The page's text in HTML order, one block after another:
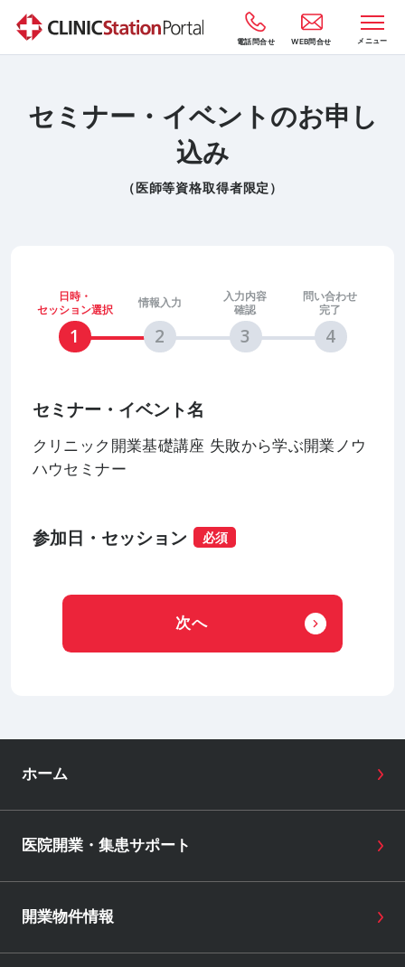
電話問合せ WEB問合せ メニュー
セミナー・イベントのお申し
込み
（医師等資格取得者限定）
日時・
セッション選択
情報入力
入力内容
確認
問い合わせ
完了
1 2 3 4
セミナー・イベント名
クリニック開業基礎講座 失敗から学ぶ開業ノウ
ハウセミナー
参加日・セッション 必須
次へ
ホーム
医院開業・集患サポート
開業物件情報